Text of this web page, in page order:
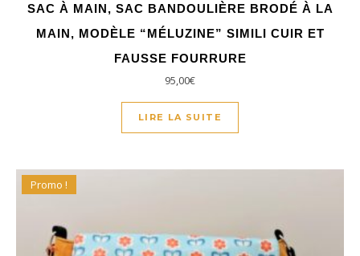
SAC À MAIN, SAC BANDOULIÈRE BRODÉ À LA
MAIN, MODÈLE “MÉLUZINE” SIMILI CUIR ET
FAUSSE FOURRURE
95,00€
LIRE LA SUITE
Promo !